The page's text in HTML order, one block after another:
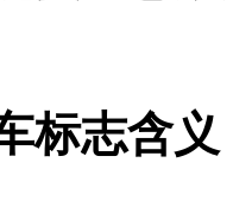
标志含义